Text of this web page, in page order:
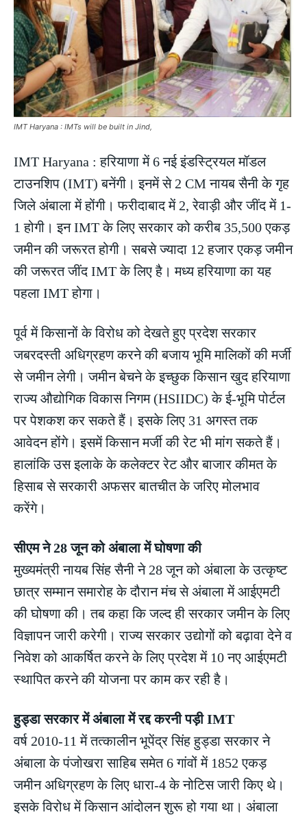
IMT Haryana : IMTs will be built in Jind,
IMT Haryana : हरियाणा में 6 नई इंडस्ट्रियल मॉडल
टाउनशिप (IMT) बनेंगी। इनमें से 2 CM नायब सैनी के गृह
जिले अंबाला में होंगी। फरीदाबाद में 2, रेवाड़ी और जींद में 1-
1 होगी। इन IMT के लिए सरकार को करीब 35,500 एकड़
जमीन की जरूरत होगी। सबसे ज्यादा 12 हजार एकड़ जमीन
की जरूरत जींद IMT के लिए है। मध्य हरियाणा का यह
पहला IMT होगा।
पूर्व में किसानों के विरोध को देखते हुए प्रदेश सरकार
जबरदस्ती अधिग्रहण करने की बजाय भूमि मालिकों की मर्जी
से जमीन लेगी। जमीन बेचने के इच्छुक किसान खुद हरियाणा
राज्य औद्योगिक विकास निगम (HSIIDC) के ई-भूमि पोर्टल
पर पेशकश कर सकते हैं। इसके लिए 31 अगस्त तक
आवेदन होंगे। इसमें किसान मर्जी की रेट भी मांग सकते हैं।
हालांकि उस इलाके के कलेक्टर रेट और बाजार कीमत के
हिसाब से सरकारी अफसर बातचीत के जरिए मोलभाव
करेंगे।
सीएम ने 28 जून को अंबाला में घोषणा की
मुख्यमंत्री नायब सिंह सैनी ने 28 जून को अंबाला के उत्कृष्ट
छात्र सम्मान समारोह के दौरान मंच से अंबाला में आईएमटी
की घोषणा की। तब कहा कि जल्द ही सरकार जमीन के लिए
विज्ञापन जारी करेगी। राज्य सरकार उद्योगों को बढ़ावा देने व
निवेश को आकर्षित करने के लिए प्रदेश में 10 नए आईएमटी
स्थापित करने की योजना पर काम कर रही है।
हुड्डा सरकार में अंबाला में रद्द करनी पड़ी IMT
वर्ष 2010-11 में तत्कालीन भूपेंद्र सिंह हुड्डा सरकार ने
अंबाला के पंजोखरा साहिब समेत 6 गांवों में 1852 एकड़
जमीन अधिग्रहण के लिए धारा-4 के नोटिस जारी किए थे।
इसके विरोध में किसान आंदोलन शुरू हो गया था। अंबाला